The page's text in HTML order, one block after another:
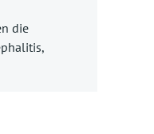
die